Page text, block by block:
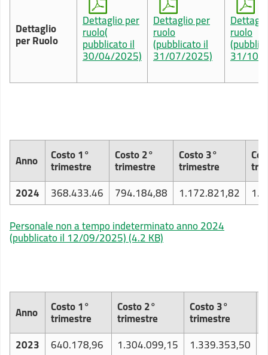
Dettaglio
per Ruolo
Dettaglio per
ruolo(
pubblicato il
30/04/2025)
Dettaglio per
ruolo
(pubblicato il
31/07/2025)
ruolo
31/10/
Anno Costo 1°
trimestre
Costo 2°
trimestre
Costo 3°
trimestre
2024
368.433.46 794.184,88 1.172.821,82
Personale non a tempo indeterminato anno 2024
(pubblicato il 12/09/2025)(4.2 KB)
Anno Costo 1°
trimestre
Costo 2°
trimestre
Costo 3°
trimestre
2023
640.178,96 1.304.099,15 1.339.353,50